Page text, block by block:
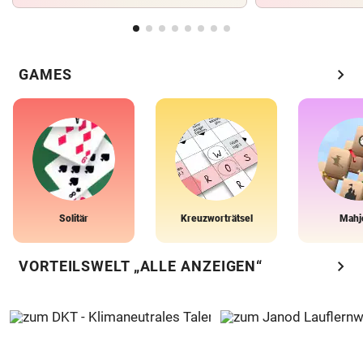
GAMES chevron_right
Solitär Kreuzworträtsel
VORTEILSWELT „ALLE ANZEIGEN“ chevron_right